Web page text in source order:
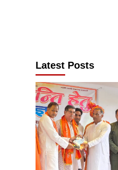
Latest Posts